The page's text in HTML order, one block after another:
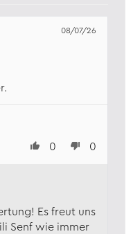
Kühlschrank
08/07/26
0 0
Es freut uns
Senf wie immer